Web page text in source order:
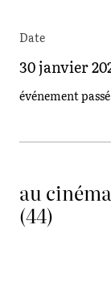
Date
30 janvier
événement passé
au
(44)